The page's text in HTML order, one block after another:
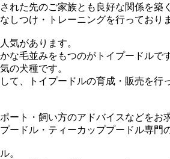
れた先のご家族とも良好な関係を築
しつけ・トレーニングを行っており
気があります。
な毛並みをもつのがトイプードルです
の犬種です。
、トイプードルの育成・販売を行
ート・飼い方のアドバイスなどをお
ードル・ティーカッププードル専
。